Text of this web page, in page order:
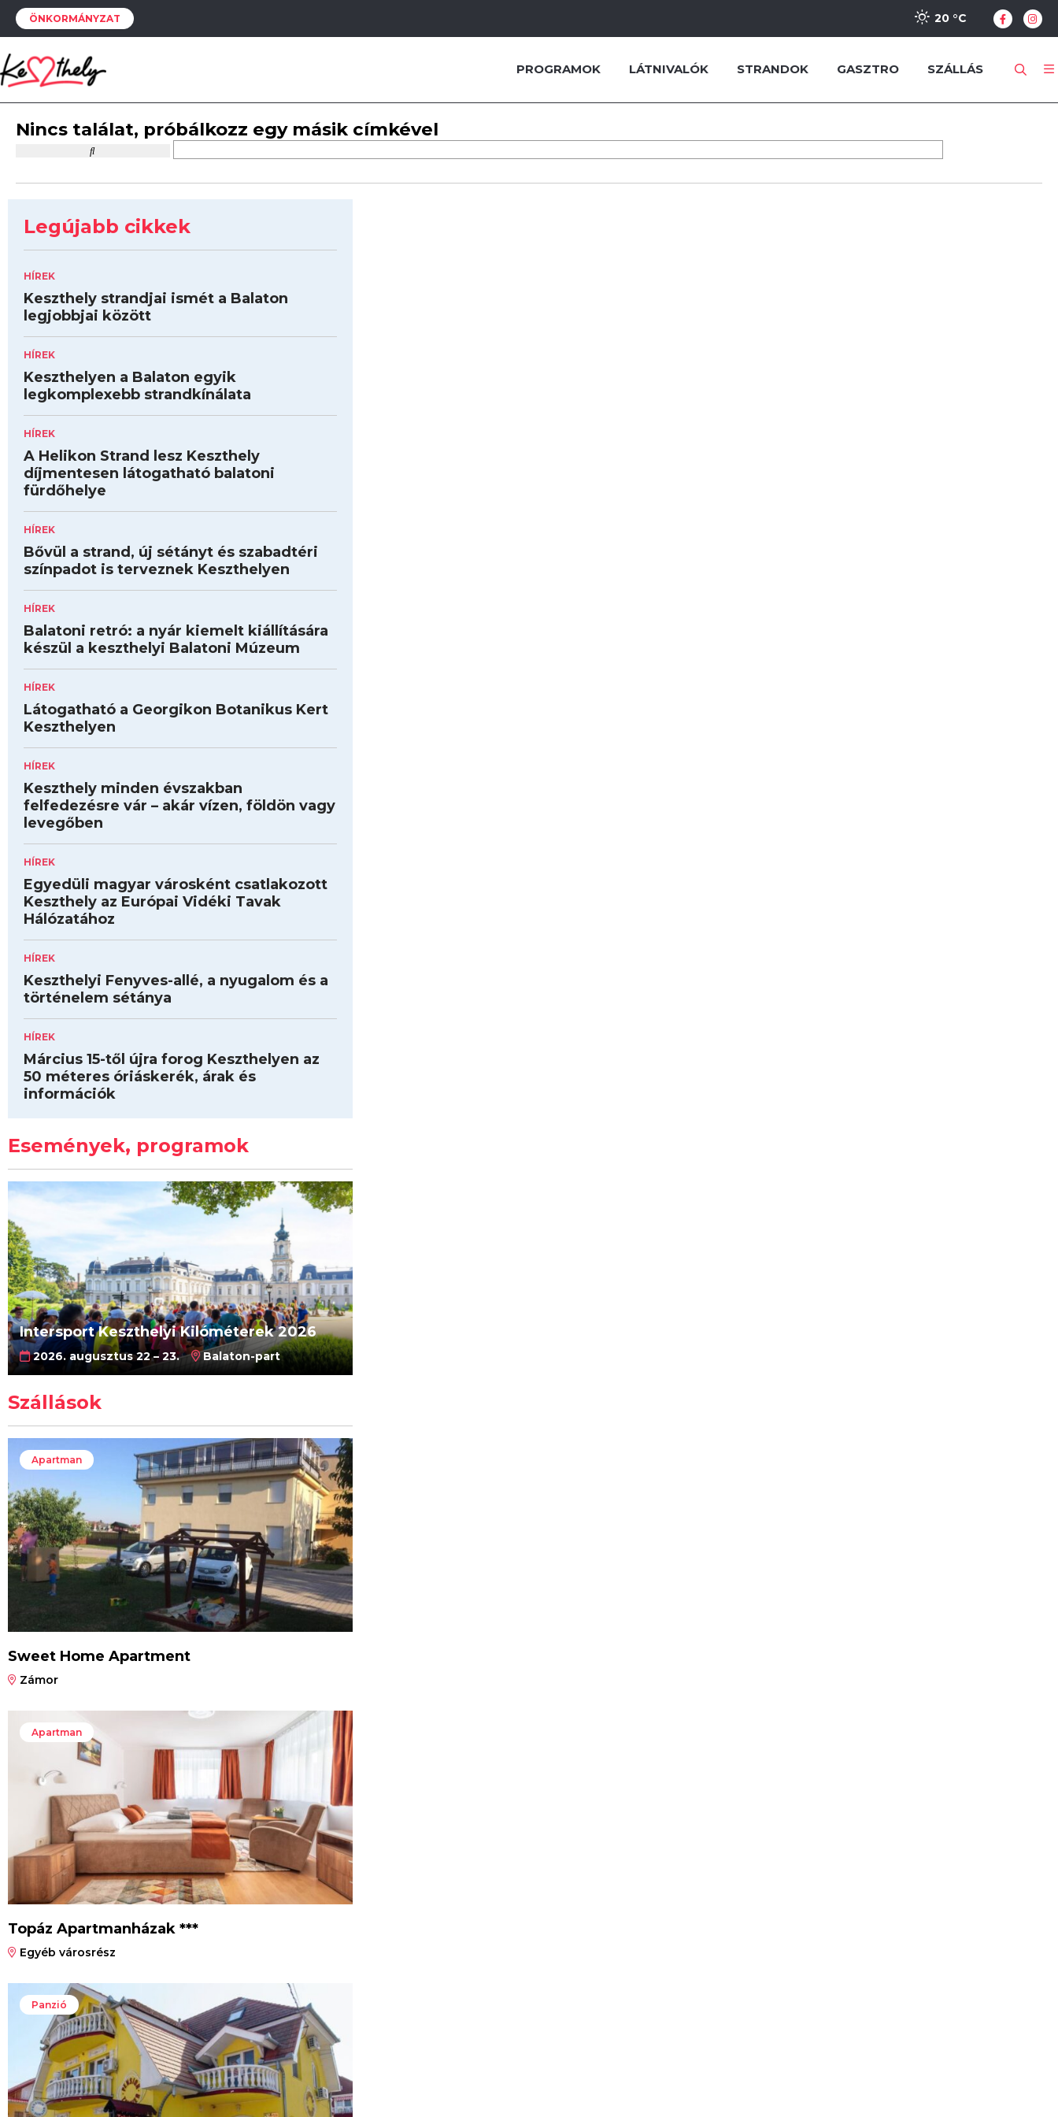
ÖNKORMÁNYZAT 20 °C
PROGRAMOK LÁTNIVALÓK STRANDOK GASZTRO SZÁLLÁS
Nincs találat, próbálkozz egy másik címkével
Legújabb cikkek
HÍREK
Keszthely strandjai ismét a Balaton
legjobbjai között
HÍREK
Keszthelyen a Balaton egyik
legkomplexebb strandkínálata
HÍREK
A Helikon Strand lesz Keszthely
díjmentesen látogatható balatoni
fürdőhelye
HÍREK
Bővül a strand, új sétányt és szabadtéri
színpadot is terveznek Keszthelyen
HÍREK
Balatoni retró: a nyár kiemelt kiállítására
készül a keszthelyi Balatoni Múzeum
HÍREK
Látogatható a Georgikon Botanikus Kert
Keszthelyen
HÍREK
Keszthely minden évszakban
felfedezésre vár – akár vízen, földön vagy
levegőben
HÍREK
Egyedüli magyar városként csatlakozott
Keszthely az Európai Vidéki Tavak
Hálózatához
HÍREK
Keszthelyi Fenyves-allé, a nyugalom és a
történelem sétánya
HÍREK
Március 15-től újra forog Keszthelyen az
50 méteres óriáskerék, árak és
információk
Események, programok
Intersport Keszthelyi Kilóméterek 2026
2026. augusztus 22 – 23. Balaton-part
Szállások
Apartman
Sweet Home Apartment
Zámor
Apartman
Topáz Apartmanházak ***
Egyéb városrész
Panzió